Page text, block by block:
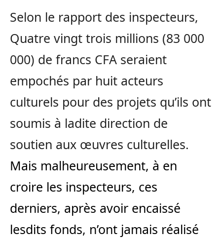
Selon le rapport des inspecteurs,
Quatre vingt trois millions (83 000
000) de francs CFA seraient
empochés par huit acteurs
culturels pour des projets qu’ils ont
soumis à ladite direction de
soutien aux œuvres culturelles.
Mais malheureusement, à en
croire les inspecteurs, ces
derniers, après avoir encaissé
lesdits fonds, n’ont jamais réalisé